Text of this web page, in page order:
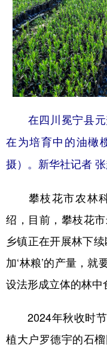
在四川冕宁县元
在为培育中的油橄
摄）。新华社记者
攀枝花市农林科
绍，目前，攀枝花
乡镇正在开展林下
加‘林粮’的产量，就
设法形成立体的林中
2024年秋收时节
植大户罗德宇的石